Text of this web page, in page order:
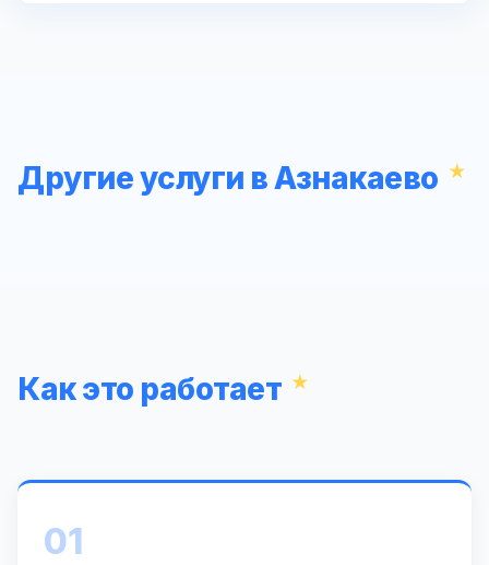
Другие услуги в Азнакаево
Как это работает
01